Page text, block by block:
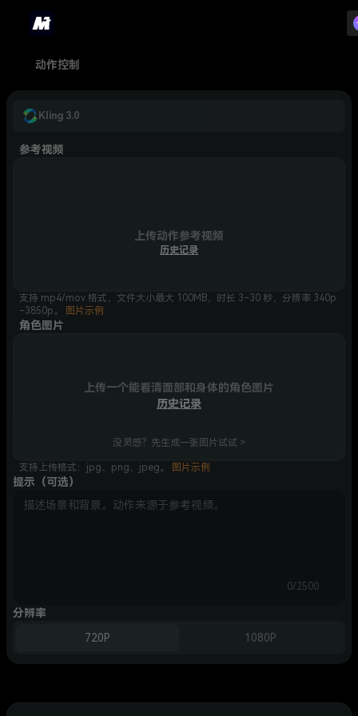
动作控制
Kling 3.0
参考视频
上传动作参考视频
历史记录
支持 mp4/mov 格式，文件大小最大 100MB，时长 3–30 秒，分辨率 340p
–3850p。
图片示例
角色图片
上传一个能看清面部和身体的角色图片
历史记录
没灵感？先生成一张图片试试 >
支持上传格式：jpg、png、jpeg。 图片示例
提示（可选）
0/2500
分辨率
720P
1080P